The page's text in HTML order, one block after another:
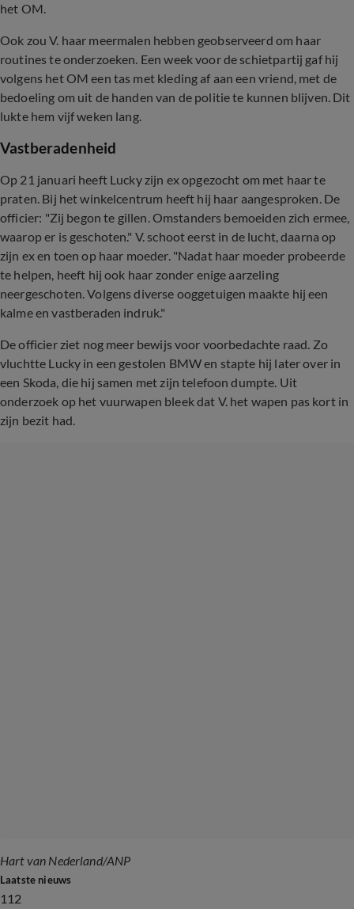
het OM.
Ook zou V. haar meermalen hebben geobserveerd om haar
routines te onderzoeken. Een week voor de schietpartij gaf hij
volgens het OM een tas met kleding af aan een vriend, met de
bedoeling om uit de handen van de politie te kunnen blijven. Dit
lukte hem vijf weken lang.
Vastberadenheid
Op 21 januari heeft Lucky zijn ex opgezocht om met haar te
praten. Bij het winkelcentrum heeft hij haar aangesproken. De
officier: "Zij begon te gillen. Omstanders bemoeiden zich ermee,
waarop er is geschoten." V. schoot eerst in de lucht, daarna op
zijn ex en toen op haar moeder. "Nadat haar moeder probeerde
te helpen, heeft hij ook haar zonder enige aarzeling
neergeschoten. Volgens diverse ooggetuigen maakte hij een
kalme en vastberaden indruk."
De officier ziet nog meer bewijs voor voorbedachte raad. Zo
vluchtte Lucky in een gestolen BMW en stapte hij later over in
een Skoda, die hij samen met zijn telefoon dumpte. Uit
onderzoek op het vuurwapen bleek dat V. het wapen pas kort in
zijn bezit had.
Hart van Nederland/ANP
Laatste nieuws
112